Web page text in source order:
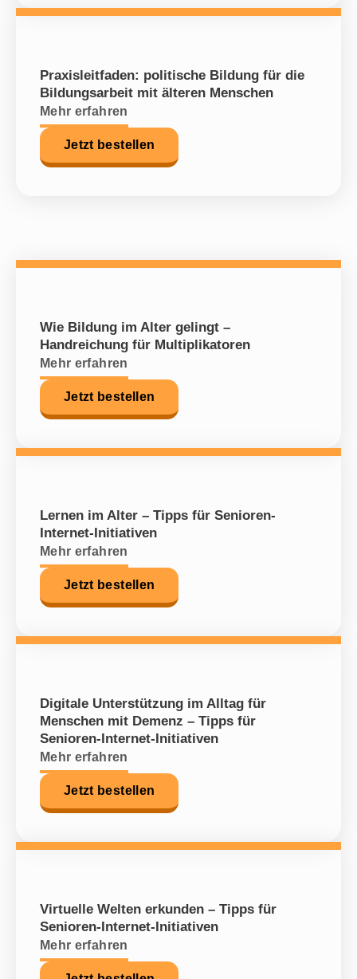
Praxisleitfaden: politische Bildung für die
Bildungsarbeit mit älteren Menschen
Mehr erfahren
Jetzt bestellen
Wie Bildung im Alter gelingt –
Handreichung für Multiplikatoren
Mehr erfahren
Jetzt bestellen
Lernen im Alter – Tipps für Senioren-
Internet-Initiativen
Mehr erfahren
Jetzt bestellen
Digitale Unterstützung im Alltag für
Menschen mit Demenz – Tipps für
Senioren-Internet-Initiativen
Mehr erfahren
Jetzt bestellen
Virtuelle Welten erkunden – Tipps für
Senioren-Internet-Initiativen
Mehr erfahren